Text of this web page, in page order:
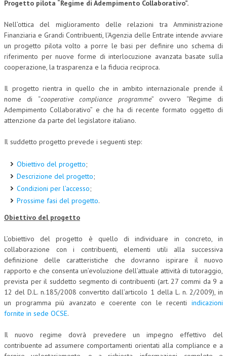
Progetto pilota “Regime di Adempimento Collaborativo”.
Nell’ottica del miglioramento delle relazioni tra Amministrazione
Finanziaria e Grandi Contribuenti, l’Agenzia delle Entrate intende avviare
un progetto pilota volto a porre le basi per definire uno schema di
riferimento per nuove forme di interlocuzione avanzata basate sulla
cooperazione, la trasparenza e la fiducia reciproca.
Il progetto rientra in quello che in ambito internazionale prende il
nome di “cooperative compliance programme” ovvero “Regime di
Adempimento Collaborativo” e che ha di recente formato oggetto di
attenzione da parte del legislatore italiano.
Il suddetto progetto prevede i seguenti step:
Obiettivo del progetto;
Descrizione del progetto;
Condizioni per l’accesso;
Prossime fasi del progetto.
Obiettivo del progetto
L’obiettivo del progetto è quello di individuare in concreto, in
collaborazione con i contribuenti, elementi utili alla successiva
definizione delle caratteristiche che dovranno ispirare il nuovo
rapporto e che consenta un’evoluzione dell’attuale attività di tutoraggio,
prevista per il suddetto segmento di contribuenti (art. 27 commi da 9 a
12 del D.L. n.185/2008 convertito dall’articolo 1 della L. n. 2/2009), in
un programma più avanzato e coerente con le recenti indicazioni
fornite in sede OCSE.
Il nuovo regime dovrà prevedere un impegno effettivo del
contribuente ad assumere comportamenti orientati alla compliance e a